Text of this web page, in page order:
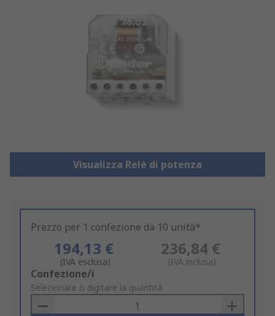
Visualizza Relè di potenza
Prezzo per 1 confezione da 10 unità*
194,13 €
(IVA esclusa)
236,84 €
(IVA inclusa)
Add
to
Basket
Confezione/i
Selezionare o digitare la quantità